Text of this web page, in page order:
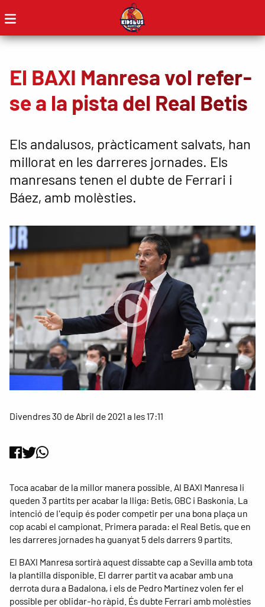
El BAXI Manresa vol refer-
se a la pista del Real Betis
Els andalusos, pràcticament salvats, han
millorat en les darreres jornades. Els
manresans tenen el dubte de Ferrari i
Báez, amb molèsties.
Divendres 30 de Abril de 2021 a les 17:11
Toca acabar de la millor manera possible. Al BAXI Manresa li
queden 3 partits per acabar la lliga: Betis, GBC i Baskonia. La
intenció de l'equip és poder competir per una bona plaça un
cop acabi el campionat. Primera parada: el Real Betis, que en
les darreres jornades ha guanyat 5 dels darrers 9 partits.
El BAXI Manresa sortirà aquest dissabte cap a Sevilla amb tota
la plantilla disponible. El darrer partit va acabar amb una
derrota dura a Badalona, i els de Pedro Martínez volen fer el
possible per oblidar-ho ràpid. És dubte Ferrari amb molèsties